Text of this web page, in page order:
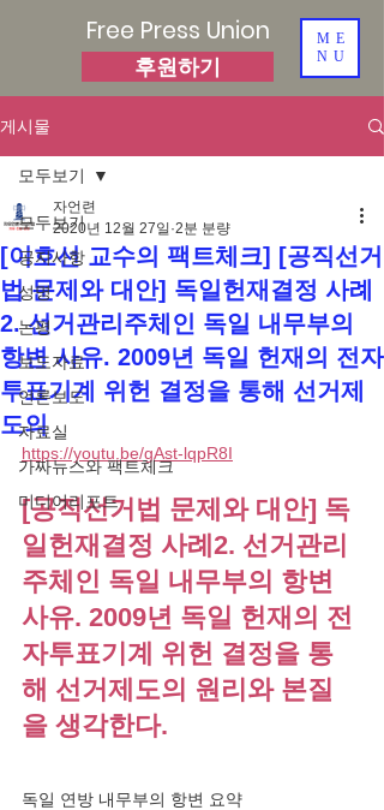
Free Press Union
후원하기
ME
NU
게시물
모두보기
공지사항
성명
논평
보도자료
언론보도
자료실
가짜뉴스와 팩트체크
미디어리포트
모두보기
[이호선 교수의 팩트체크] [공직선거
법 문제와 대안] 독일헌재결정 사례
2. 선거관리주체인 독일 내무부의
항변 사유. 2009년 독일 헌재의 전자
투표기계 위헌 결정을 통해 선거제
도의
자언련
2020년 12월 27일 2분 분량
https://youtu.be/gAst-lqpR8I
[공직선거법 문제와 대안] 독
일헌재결정 사례2. 선거관리
주체인 독일 내무부의 항변
사유. 2009년 독일 헌재의 전
자투표기계 위헌 결정을 통
해 선거제도의 원리와 본질
을 생각한다.
독일 연방 내무부의 항변 요약   ​